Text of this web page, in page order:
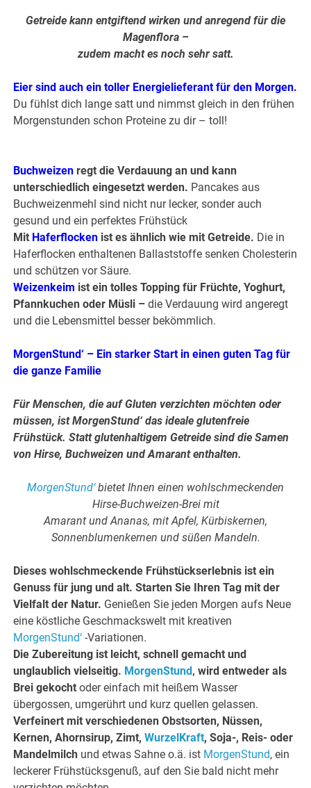
Getreide kann entgiftend wirken und anregend für die
Magenflora –
zudem macht es noch sehr satt.
Eier sind auch ein toller Energielieferant für den Morgen.
Du fühlst dich lange satt und nimmst gleich in den frühen
Morgenstunden schon Proteine zu dir – toll!
Buchweizenregt die Verdauung an und kann
unterschiedlich eingesetzt werden. Pancakes aus
Buchweizenmehl sind nicht nur lecker, sonder auch
gesund und ein perfektes Frühstück
Mit Haferflocken ist es ähnlich wie mit Getreide. Die in
Haferflocken enthaltenen Ballaststoffe senken Cholesterin
und schützen vor Säure.
Weizenkeim ist ein tolles Topping für Früchte, Yoghurt,
Pfannkuchen oder Müsli – die Verdauung wird angeregt
und die Lebensmittel besser bekömmlich.
MorgenStund‘ – Ein starker Start in einen guten Tag für
die ganze Familie
Für Menschen, die auf Gluten verzichten möchten oder
müssen, ist MorgenStund‘ das ideale glutenfreie
Frühstück. Statt glutenhaltigem Getreide sind die Samen
von Hirse, Buchweizen und Amarant enthalten.
MorgenStund‘bietet Ihnen einen wohlschmeckenden
Hirse-Buchweizen-Brei mit
Amarant und Ananas, mit Apfel, Kürbiskernen,
Sonnenblumenkernen und süßen Mandeln.
Dieses wohlschmeckende Frühstückserlebnis ist ein
Genuss für jung und alt. Starten Sie Ihren Tag mit der
Vielfalt der Natur. Genießen Sie jeden Morgen aufs Neue
eine köstliche Geschmackswelt mit kreativen
MorgenStund‘ -Variationen.
Die Zubereitung ist leicht, schnell gemacht und
unglaublich vielseitig. MorgenStund ‚ wird entweder als
Brei gekocht oder einfach mit heißem Wasser
übergossen, umgerührt und kurz quellen gelassen.
Verfeinert mit verschiedenen Obstsorten, Nüssen,
Kernen, Ahornsirup, Zimt,WurzelKraft, Soja-, Reis- oder
Mandelmilch und etwas Sahne o.ä. ist MorgenStund‚ ein
leckerer Frühstücksgenuß, auf den Sie bald nicht mehr